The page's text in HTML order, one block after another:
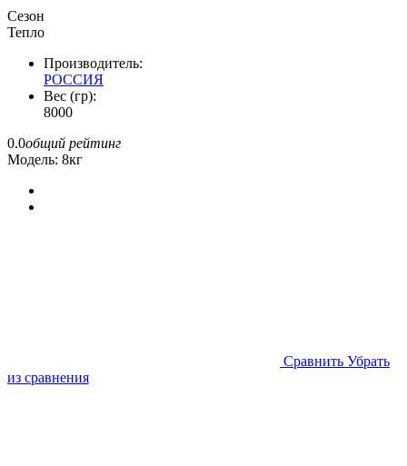
Сезон
Тепло
Производитель:
РОССИЯ
Вес (гр):
8000
0.0общий рейтинг
Модель: 8кг
Cравнить Убрать
из сравнения